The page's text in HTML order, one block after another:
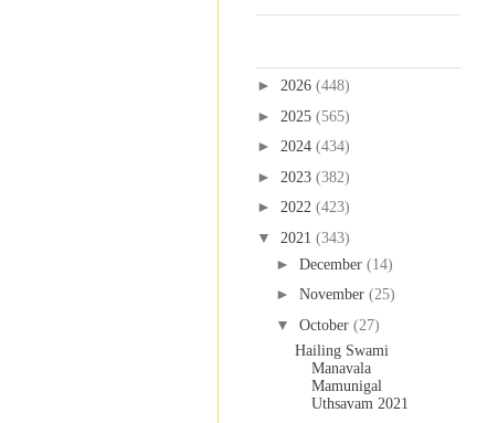
► 2026 (448)
► 2025 (565)
► 2024 (434)
► 2023 (382)
► 2022 (423)
▼ 2021 (343)
► December (14)
► November (25)
▼ October (27)
Hailing Swami
Manavala
Mamunigal
Uthsavam 2021